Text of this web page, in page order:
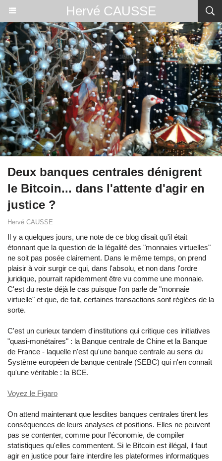
Hervé CAUSSE
Deux banques centrales dénigrent
le Bitcoin... dans l'attente d'agir en
justice ?
Hervé CAUSSE
Il y a quelques jours, une note de ce blog disait qu'il était
étonnant que la question de la légalité des "monnaies virtuelles"
ne soit pas posée clairement. Dans le même temps, on prend
plaisir à voir surgir ce qui, dans l'absolu, et non dans l'ordre
juridique, pourrait rapidemment être vu comme une monnaie.
C'est du reste déjà le cas puisque l'on parle de "monnaie
virtuelle" et que, de fait, certaines transactions sont réglées de la
sorte.
C'est un curieux tandem d'institutions qui critique ces initiatives
"quasi-monétaires" : la Banque centrale de Chine et la Banque
de France - laquelle n'est qu'une banque centrale au sens du
Système européen de banque centrale (SEBC) qui n'en connaît
qu'une véritable : la BCE.
Voyez le Figaro
On attend maintenant que lesdites banques centrales tirent les
conséquences de leurs analyses et positions. Elles ne peuvent
pas se contenter, comme pour l'économie, de compiler
statistiques qu'elles commentent. Si le Bitcoin est illégal, il faut
agir en justice pour faire interdire les plateformes informatiques